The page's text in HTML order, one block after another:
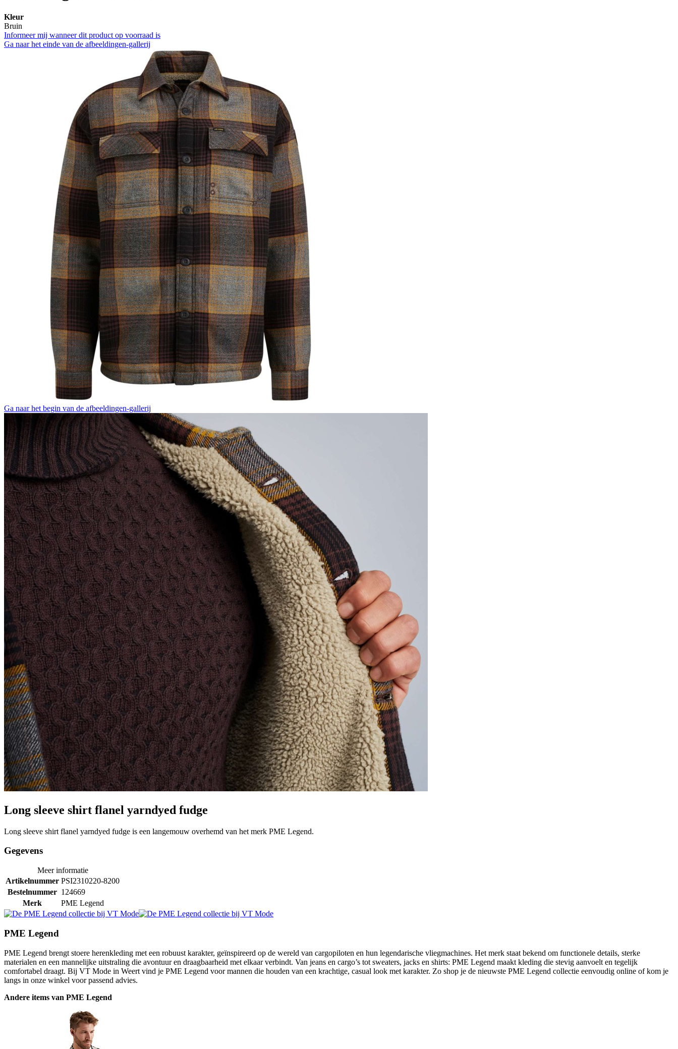
Kleur
Bruin
Informeer mij wanneer dit product op voorraad is
Ga naar het einde van de afbeeldingen-gallerij
Ga naar het begin van de afbeeldingen-gallerij
Long sleeve shirt flanel yarndyed fudge
Long sleeve shirt flanel yarndyed fudge is een langemouw overhemd van het merk PME Legend.
Gegevens
Meer informatie
Artikelnummer PSI2310220-8200
Bestelnummer 124669
Merk
PME Legend
PME Legend
PME Legend brengt stoere herenkleding met een robuust karakter, geïnspireerd op de wereld van cargopiloten en hun legendarische vliegmachines. Het merk staat bekend om functionele details, sterke
materialen en een mannelijke uitstraling die avontuur en draagbaarheid met elkaar verbindt. Van jeans en cargo’s tot sweaters, jacks en shirts: PME Legend maakt kleding die stevig aanvoelt en tegelijk
comfortabel draagt. Bij VT Mode in Weert vind je PME Legend voor mannen die houden van een krachtige, casual look met karakter. Zo shop je de nieuwste PME Legend collectie eenvoudig online of kom je
langs in onze winkel voor passend advies.
Andere items van PME Legend